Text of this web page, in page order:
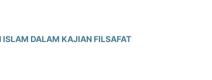
ISLAM DALAM KAJIAN FILSAFAT